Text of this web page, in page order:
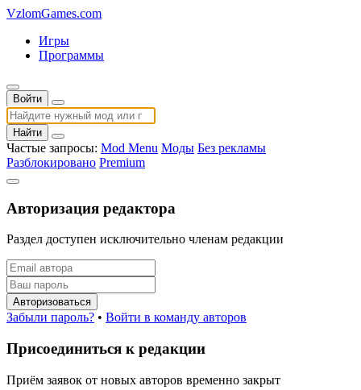
VzlomGames.com
Игры
Программы
Войти
Найти
Частые запросы: Mod Menu Моды Без рекламы
Разблокировано Premium
Авторизация редактора
Раздел доступен исключительно членам редакции
Авторизоваться
Забыли пароль? • Войти в команду авторов
Присоединиться к редакции
Приём заявок от новых авторов временно закрыт